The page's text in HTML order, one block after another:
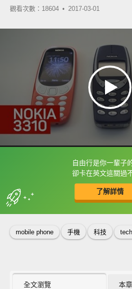
觀看次數：18604 • 2017-03-01
自由行是你一輩子
卻卡在英文這關過
了解詳情
框選或點兩下字幕可以直
收錄佳句
mobile phone 手機 科技
全文瀏覽 本